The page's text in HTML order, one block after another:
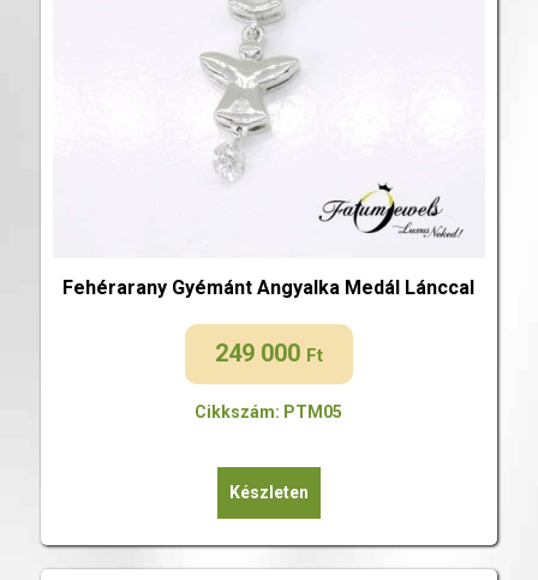
Fehérarany Gyémánt Angyalka Medál Lánccal
249 000 Ft
Cikkszám: PTM05
Készleten